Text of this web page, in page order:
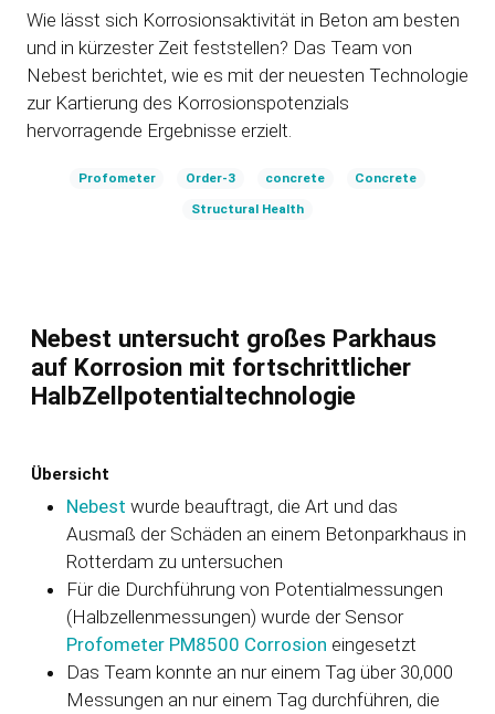
Wie lässt sich Korrosionsaktivität in Beton am besten
und in kürzester Zeit feststellen? Das Team von
Nebest berichtet, wie es mit der neuesten Technologie
zur Kartierung des Korrosionspotenzials
hervorragende Ergebnisse erzielt.
Profometer Order-3 concrete Concrete
Structural Health
Nebest untersucht großes Parkhaus
auf Korrosion mit fortschrittlicher
HalbZellpotentialtechnologie
Übersicht
Nebest wurde beauftragt, die Art und das
Ausmaß der Schäden an einem Betonparkhaus in
Rotterdam zu untersuchen
Für die Durchführung von Potentialmessungen
(Halbzellenmessungen) wurde der Sensor
Profometer PM8500 Corrosion eingesetzt
Das Team konnte an nur einem Tag über 30,000
Messungen an nur einem Tag durchführen, die